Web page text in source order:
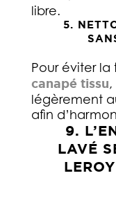
libre.
5.
Pour éviter la
canapé tissu
légèrement
afin
9.
LAVÉ